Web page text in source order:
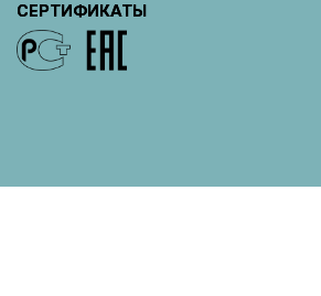
СЕРТИФИКАТЫ